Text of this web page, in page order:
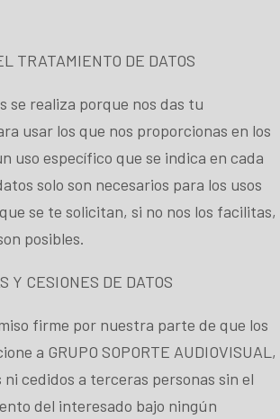
TRATAMIENTO DE DATOS
se realiza porque nos das tu
usar los que nos proporcionas en los
uso específico que se indica en cada
solo son necesarios para los usos
se te solicitan, si no nos los facilitas,
posibles.
Y CESIONES DE DATOS
firme por nuestra parte de que los
a GRUPO SOPORTE AUDIOVISUAL,
cedidos a terceras personas sin el
del interesado bajo ningún